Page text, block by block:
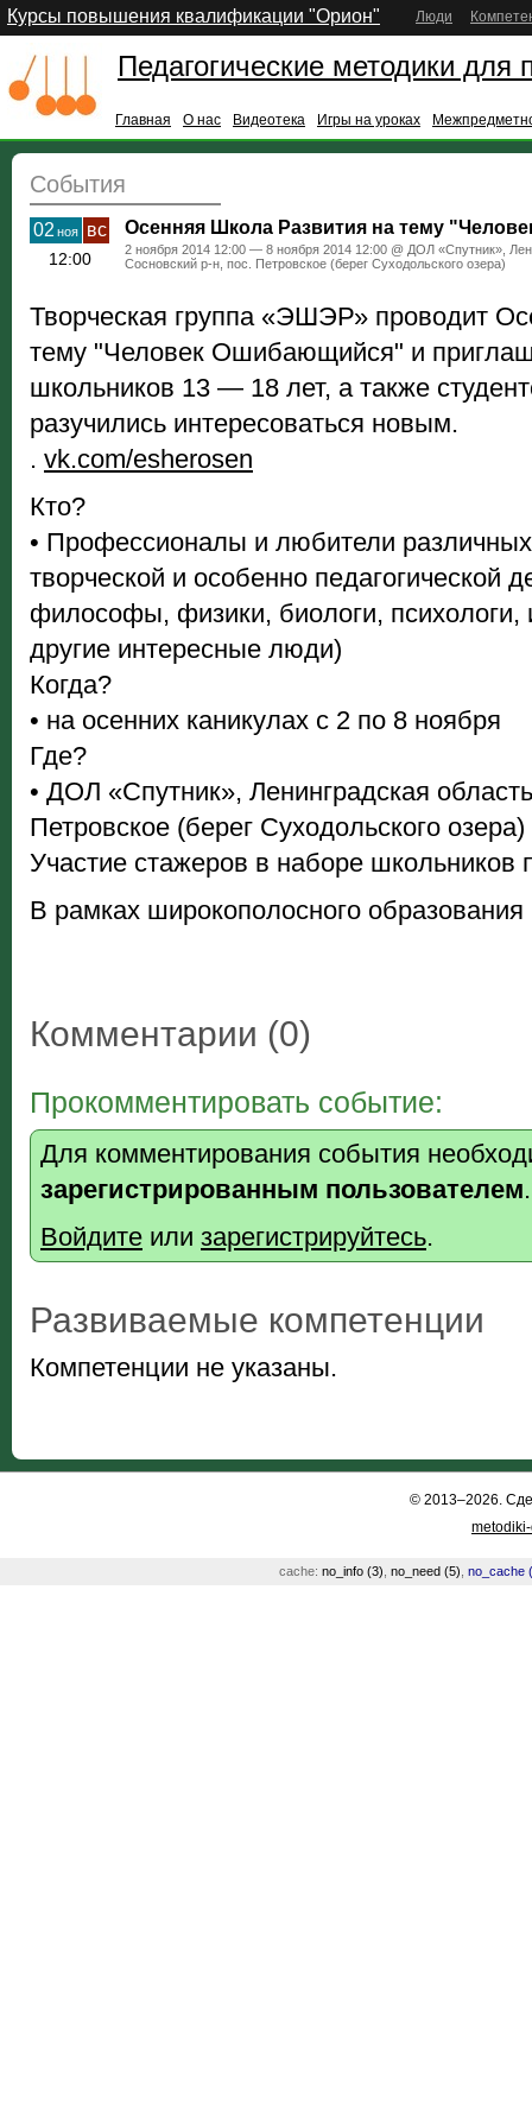
Курсы повышения квалификации "Орион" Люди
Педагогические методики для
Главная О нас Видеотека Игры на уроках
События
02 ноя вс
12:00
Осенняя Школа Развития на тему
2 ноября 2014 12:00 — 8 ноября 2014 12:00 @ ДОЛ «Спутник»,
Сосновский р-н, пос. Петровское (берег Суходольского озера)
Творческая группа «ЭШЭР» проводит
тему "Человек Ошибающийся" и
школьников 13 — 18 лет, а также
разучились интересоваться новым.
. vk.com/esherosen
Кто?
• Профессионалы и любители
творческой и особенно педагогической
философы, физики, биологи, психологи,
другие интересные люди)
Когда?
• на осенних каникулах с 2 по 8 ноября
Где?
• ДОЛ «Спутник», Ленинградская
Петровское (берег Суходольского озера)
Участие стажеров в наборе школьников
В рамках широкополосного образования
Комментарии (0)
Прокомментировать событие:
Для комментирования события
зарегистрированным пользователем.
Войдите или зарегистрируйтесь.
Развиваемые компетенции
Компетенции не указаны.
© 2013–2026.
cache: no_info (3) no_need (5) no_cache